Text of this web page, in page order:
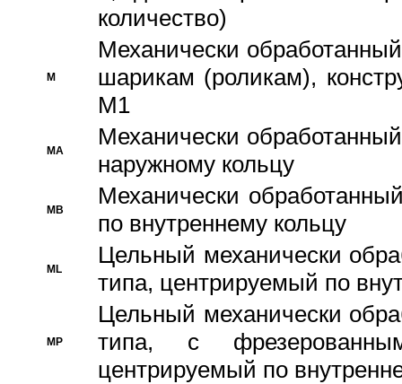
количество)
M
Механически
шарикам (роликам),
M1
MA
Механически
наружному кольцу
MB
Механически
по внутреннему кольцу
ML
Цельный механически
типа, центрируемый по
MP
Цельный механически
типа, с
центрируемый по